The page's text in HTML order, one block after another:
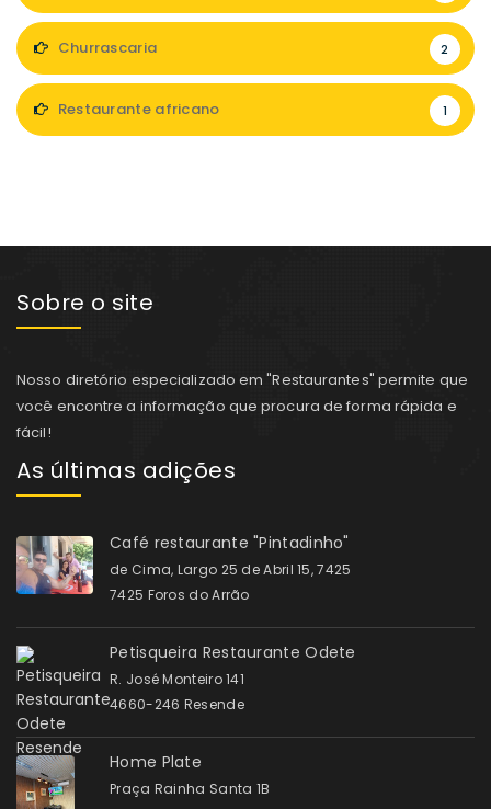
Churrascaria 2
Restaurante africano 1
Sobre o site
Nosso diretório especializado em "Restaurantes" permite que
você encontre a informação que procura de forma rápida e
fácil!
As últimas adições
Café restaurante "Pintadinho"
de Cima, Largo 25 de Abril 15, 7425
7425 Foros do Arrão
Petisqueira Restaurante Odete
R. José Monteiro 141
4660-246 Resende
Home Plate
Praça Rainha Santa 1B